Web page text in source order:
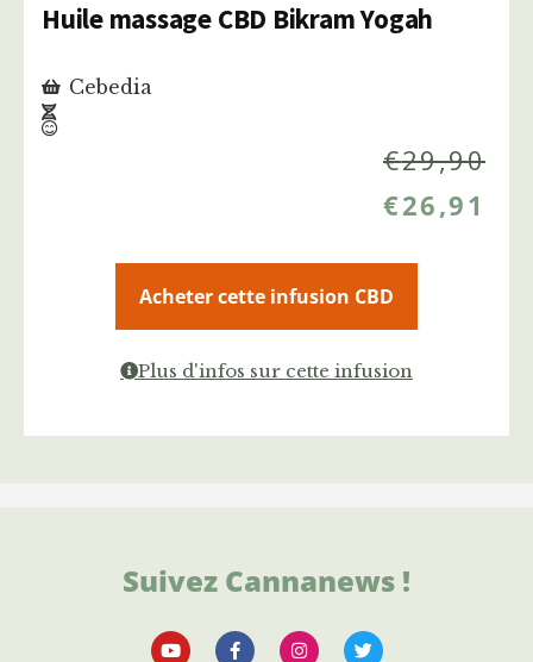
Huile massage CBD Bikram Yogah
Cebedia
€29,90
€26,91
Acheter cette infusion CBD
Plus d'infos sur cette infusion
Suivez Cannanews !